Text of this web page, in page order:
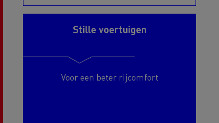
Stille voertuigen
Voor een beter rijcomfort